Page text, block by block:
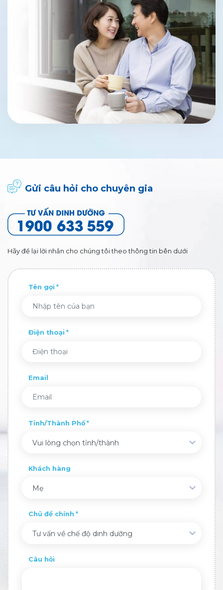
Gửi câu hỏi cho chuyên gia
Hãy để lại lời nhắn cho chúng tôi theo thông tin bên dưới
Tên gọi
Điện thoại
Email
Tỉnh/Thành Phố
Vui lòng chọn tỉnh/thành
Khách hàng
Mẹ
Chủ đề chính
Tư vấn về chế độ dinh dưỡng
Câu hỏi